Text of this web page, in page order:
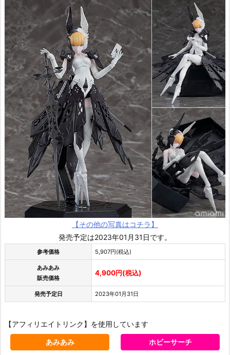
【その他の写真はコチラ】
発売予定は2023年01月31日です。
参考価格 5,907円(税込)
あみあみ
販売価格
4,900円(税込)
発売予定日 2023年01月31日
【アフィリエイトリンク】を使用しています
あみあみ ホビーサーチ